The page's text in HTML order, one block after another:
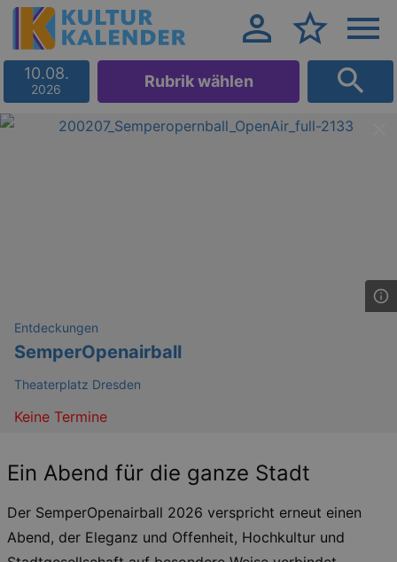
10.08.
2026 Rubrik wählen
Entdeckungen
SemperOpenairball
Theaterplatz Dresden
Keine Termine
Ein Abend für die ganze Stadt
Der SemperOpenairball 2026 verspricht erneut einen
Abend, der Eleganz und Offenheit, Hochkultur und